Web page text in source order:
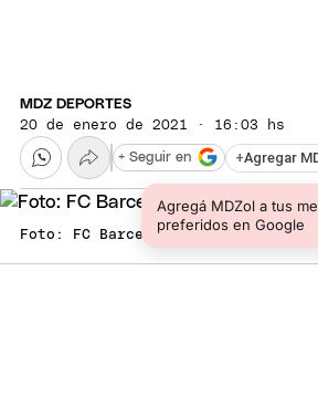
MDZ DEPORTES
20 de enero de 2021 · 16:03 hs
+Agregar
Agregá MDZol a tus
preferidos en Google
+ Seguir en
Foto: FC Barcelona